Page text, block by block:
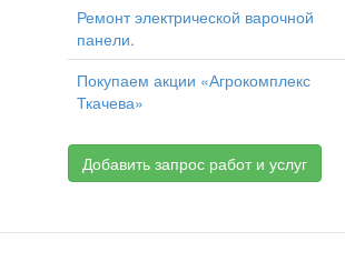
Ремонт электрической варочной
панели.
Покупаем акции «Агрокомплекс
Ткачева»
Добавить запрос работ и услуг